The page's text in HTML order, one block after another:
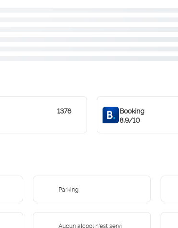
1376
Booking
8,9/10
Parking
Aucun alcool n'est servi